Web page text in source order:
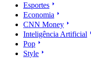
Esportes
Economia
CNN Money
Inteligência Artificial
Pop
Style